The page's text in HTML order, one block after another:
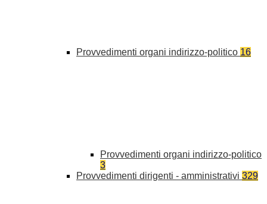
Provvedimenti organi indirizzo-politico 16
Provvedimenti organi indirizzo-politico
3
Provvedimenti dirigenti - amministrativi 329